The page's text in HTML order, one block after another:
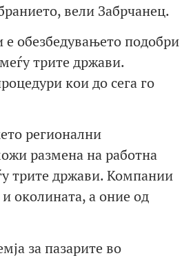
вели Забрчанец.
е обезбедувањето подобри
трите држави.
кои до сега го
регионални
размена на работна
трите држави. Компании
околината, а оние од
за пазарите во